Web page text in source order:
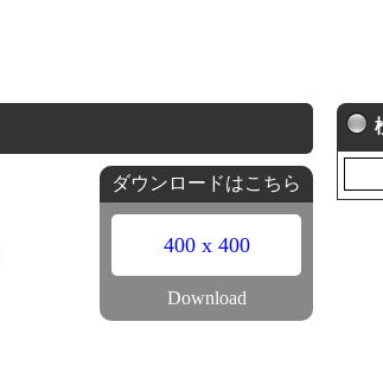
ダウンロードはこちら
400 x 400
Download